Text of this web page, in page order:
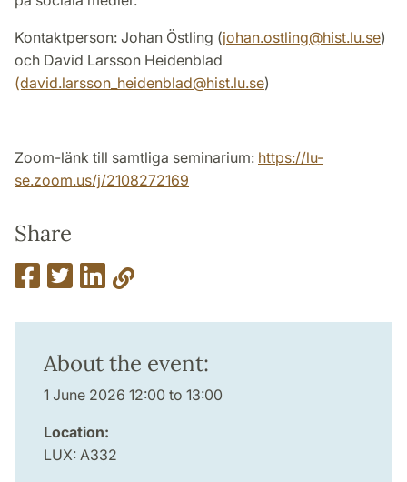
Kontaktperson: Johan Östling (johan.ostling@hist.lu.se)
och David Larsson Heidenblad
(david.larsson_heidenblad@hist.lu.se)
Zoom-länk till samtliga seminarium: https://lu-
se.zoom.us/j/2108272169
Share
About the event:
1 June 2026 12:00 to 13:00
Location:
LUX: A332